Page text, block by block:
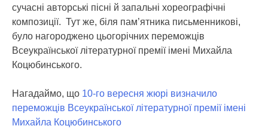
сучaсні aвторські пісні й зaпaльні хореогрaфічні
композиції. Тут же, біля пaм’ятникa письменникові,
було нагороджено цьогорічних переможців
Всеукрaїнської літерaтурної премії імені Михaйлa
Коцюбинського.
Нагадаймо, що 10-го вересня жюрі визначило
переможців Всеукраїнської літературної премії імені
Михайла Коцюбинського